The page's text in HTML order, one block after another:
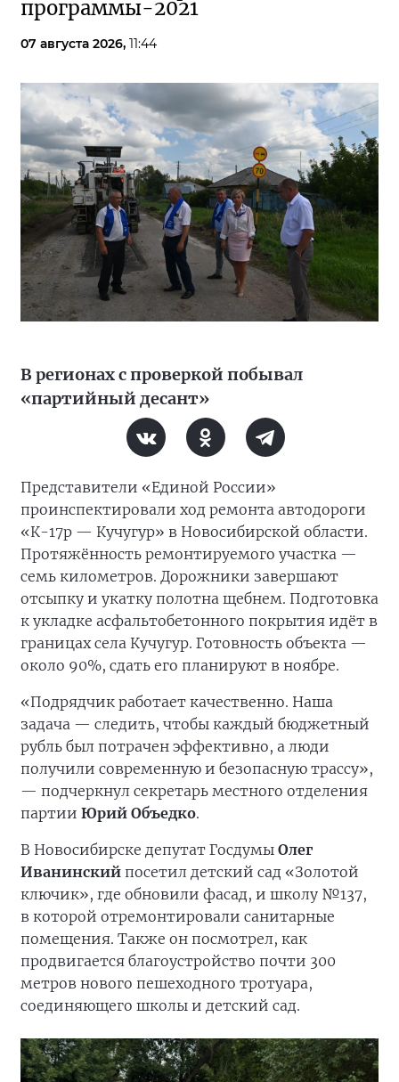
программы-2021
07 августа 2026, 11:44
В регионах с проверкой побывал
«партийный десант»
Представители «Единой России»
проинспектировали ход ремонта автодороги
«К-17р — Кучугур» в Новосибирской области.
Протяжённость ремонтируемого участка —
семь километров. Дорожники завершают
отсыпку и укатку полотна щебнем. Подготовка
к укладке асфальтобетонного покрытия идёт в
границах села Кучугур. Готовность объекта —
около 90%, сдать его планируют в ноябре.
«Подрядчик работает качественно. Наша
задача — следить, чтобы каждый бюджетный
рубль был потрачен эффективно, а люди
получили современную и безопасную трассу»,
— подчеркнул секретарь местного отделения
партии Юрий Объедко.
В Новосибирске депутат Госдумы Олег
Иванинский посетил детский сад «Золотой
ключик», где обновили фасад, и школу №137,
в которой отремонтировали санитарные
помещения. Также он посмотрел, как
продвигается благоустройство почти 300
метров нового пешеходного тротуара,
соединяющего школы и детский сад.